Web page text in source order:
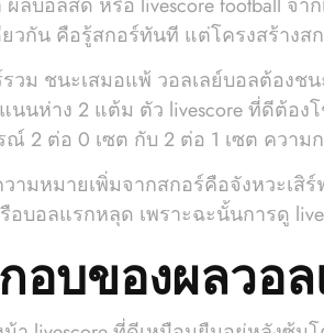
ยวกัน คือรู้สกอร์ทันที แต่โครงสร้าง
ม ชนะเสมอแพ้ วอลเลย์บอลต้องช
นนห่าง 2 แต้ม ตัว livescore ที่ดีต้
ณ์ 2 ต่อ 0 เซต กับ 2 ต่อ 1 เซต ควา
ามหมายเพิ่มจากสกอร์คือจังหวะเ
บอลแรกหลุด เพราะฉะนั้นการดู
อบของผลวอ